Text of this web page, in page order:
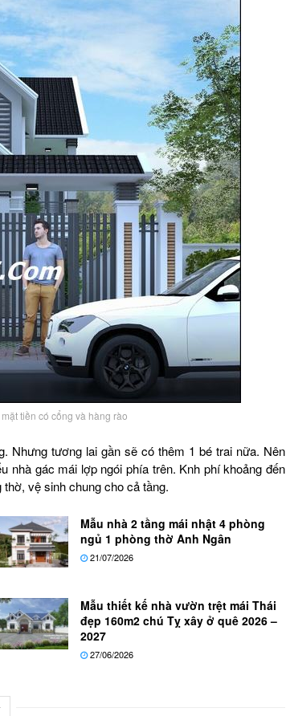
tiền có cổng và hàng rào
Nhưng tương lai gần sẽ có thêm 1 bé trai nữa. Nên
nhà gác mái lợp ngói phía trên. Knh phí khoảng đến
vệ sinh chung cho cả tầng.
Mẫu nhà 2 tầng mái nhật 4 phòng
ngủ 1 phòng thờ Anh Ngân
21/07/2026
Mẫu thiết kế nhà vườn trệt mái Thái
đẹp 160m2 chú Tỵ xây ở quê 2026 –
2027
27/06/2026